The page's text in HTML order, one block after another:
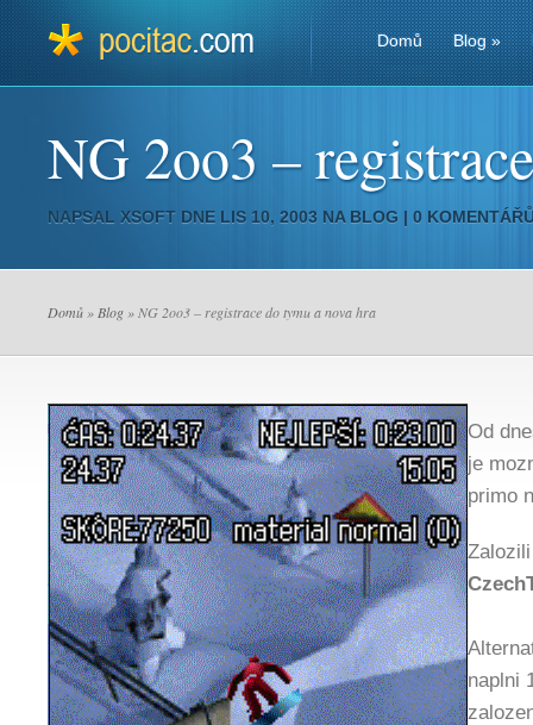
Domů Blog»
NG 2oo3 –
NAPSAL XSOFT DNE LIS 10, 2003 NA BLOG | 0
Domů » Blog » NG 2oo3 – registrace do tymu a nova hra
Od
je
primo
naplni